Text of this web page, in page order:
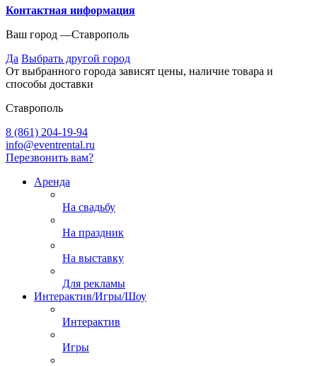
Контактная информация
Ваш город —Ставрополь
Да Выбрать другой город
От выбранного города зависят цены, наличие товара и
способы доставки
Ставрополь
8 (861) 204-19-94
info@eventrental.ru
Перезвонить вам?
Аренда
На свадьбу
На праздник
На выставку
Для рекламы
Интерактив/Игры/Шоу
Интерактив
Игры